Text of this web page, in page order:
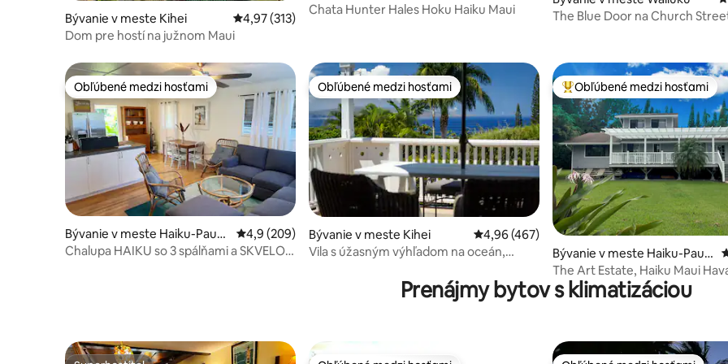
Bývanie v meste Kihei Priemerné ohodnotenie 4,97 z 5, počet hodnotení: 313
4,97 (313)
Dom pre hostí na južnom Maui
ela
Chata Hunter Hales Hoku Haiku Maui
The Blue Door na Church
Obľúbené medzi hosťami
Obľúbené medzi hosťami
Bývanie v meste Haiku-Pauw
ela
Priemerné ohodnotenie 4,9 z 5, počet hodnotení: 209
4,9 (209)
Chalupa HAIKU so 3 spálňami a SKVELOU
Obľúbené medzi hosťami
Obľúbené medzi hosťami
Bývanie v meste Kihei Priemerné ohodnotenie 4,96 z 5, počet
4,96 (467)
Vila s úžasným výhľadom na oceán,
Najobľúbenejšie medzi hosťami
Obľúbené medzi hosťami
Bývanie v meste Haiku-Pauw
ela
The Art Estate, Haiku Maui
Prenájmy bytov s klimatizáciou